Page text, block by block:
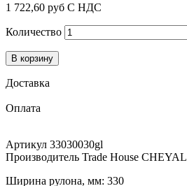
1 722,60 руб С НДС
Количество
В корзину
Доставка
Оплата
Артикул 33030030gl
Производитель Trade House CHEYAL
Ширина рулона, мм: 330